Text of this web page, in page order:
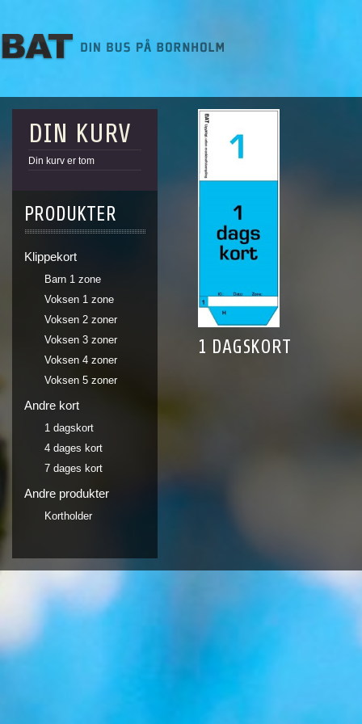
DIN KURV
Din kurv er tom
PRODUKTER
Klippekort
Barn 1 zone
Voksen 1 zone
Voksen 2 zoner
Voksen 3 zoner
Voksen 4 zoner
Voksen 5 zoner
Andre kort
1 dagskort
4 dages kort
7 dages kort
Andre produkter
Kortholder
1 DAGSKORT